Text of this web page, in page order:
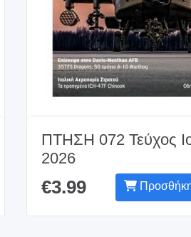
ΠΤΗΣΗ 072 Τεύχος
2026
€3.99